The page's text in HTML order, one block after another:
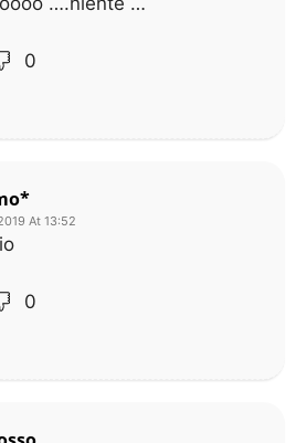
0
At 13:52
0